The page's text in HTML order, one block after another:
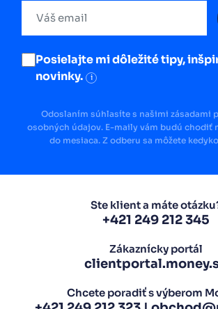
Posielajte mi dôležité tipy,
novinky.
i
Odoslaním súhlasíte s našimi zásadami
osobných údajov. E-maily vám budú chodiť
do mesiaca. Z odberu sa môžete
Ste klient a máte
+421 249 212 345
Zákaznícky portál
Chcete poradiť s výberom